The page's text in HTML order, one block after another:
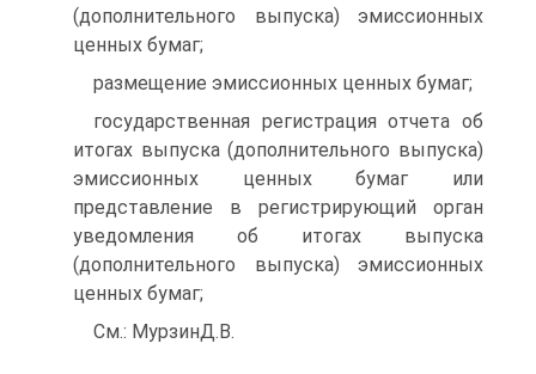
(дополнительного выпуска) эмиссионных
ценных бумаг;
размещение эмиссионных ценных бумаг;
государственная регистрация отчета об
итогах выпуска (дополнительного выпуска)
эмиссионных ценных бумаг или
представление в регистрирующий орган
уведомления об итогах выпуска
(дополнительного выпуска) эмиссионных
ценных бумаг;
См.: МурзинД.В.